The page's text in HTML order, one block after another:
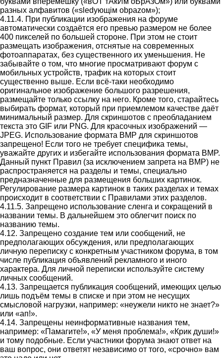
разных алфавитов («slеdующiм оbраzом»);
4.11.4. При публикации изображения на форуме
автоматически создаётся его превью размером не более
400 пикселей по большей стороне. При этом не стоит
размещать изображения, отснятые на современных
фотоаппаратах, без существенного их уменьшения. Не
забывайте о том, что многие просматривают форум с
мобильных устройств, трафик на которых стоит
существенно выше. Если всё-таки необходимо
оригинальное изображение большого разрешения,
размещайте только ссылку на него. Кроме того, старайтесь
выбирать формат, который при приемлемом качестве даёт
минимальный размер. Для скриншотов с преобладанием
текста это GIF или PNG. Для красочных изображений —
JPEG. Использование формата BMP для скриншотов
запрещено! Если того не требует специфика темы,
уважайте других и избегайте использования формата BMP.
Данный пункт Правил (за исключением запрета на BMP) не
распространяется на разделы и темы, специально
предназначенные для размещения больших картинок.
Регулирование размера картинок в таких разделах и темах
происходит в соответствии с Правилами этих разделов.
4.11.5. Запрещено использование сленга и сокращений в
названии темы. В дальнейшем это облегчит поиск по
названию темы.
4.12. Запрещено создание тем или сообщений, не
предполагающих обсуждения, или предполагающих
личную переписку с конкретным участником форума, в том
числе публикация объявлений рекламного и иного
характера. Для личной переписки используйте систему
личных сообщений.
4.13. Запрещается публикация сообщений, имеющих целью
лишь подъём темы в списке и при этом не несущих
смысловой нагрузки, например: «неужели никто не знает?»
или «ап!».
4.14. Запрещены неинформативные названия тем,
например: «Памагите!», «У меня проблема!», «Крик души!»
и тому подобные. Если участники форума знают ответ на
ваш вопрос, они ответят независимо от того, «срочно» вам